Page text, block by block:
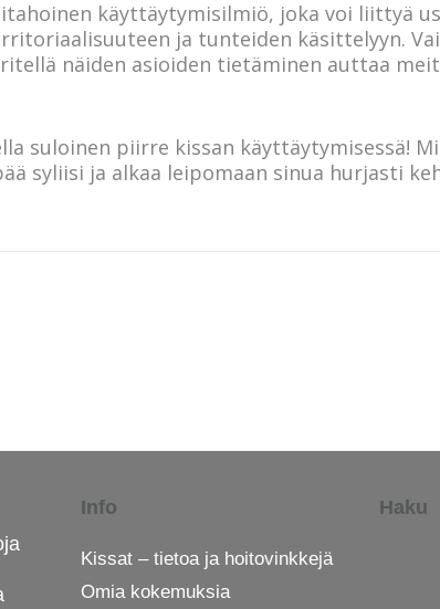
käyttäytymisilmiö, joka voi liittyä
ja tunteiden käsittelyyn.
näiden asioiden tietäminen auttaa
suloinen piirre kissan käyttäytymisessä!
syliisi ja alkaa leipomaan sinua hurjasti
Info
Kissat – tietoa ja hoitovinkkejä
Omia kokemuksia
Haku